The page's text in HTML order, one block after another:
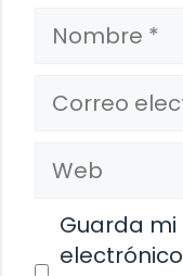
Nombre
Correo
electrónico
Web
Guarda